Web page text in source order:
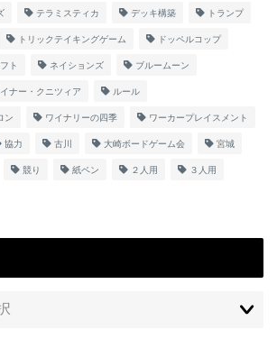
テラミスティカ デッキ構築 トランプ
トリックテイキングゲーム ドッペルコップ
ト ネイションズ ブルームーン
ナー・クニツィア ルール
ン ワイナリーの四季 ワーカープレイスメント
協力 古川 大崎ボードゲーム会 宮城
競り 紙ペン ２人用 ３人用